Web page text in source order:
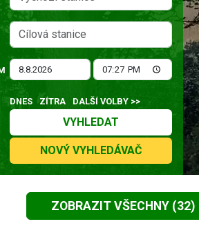
DNES ZÍTRA DALŠÍ VOLBY >>
VYHLEDAT
NOVÝ VYHLEDÁVAČ
ZOBRAZIT VŠECHNY(32)